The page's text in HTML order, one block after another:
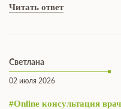
Читать ответ
Светлана
02 июля 2026
#Online консультация